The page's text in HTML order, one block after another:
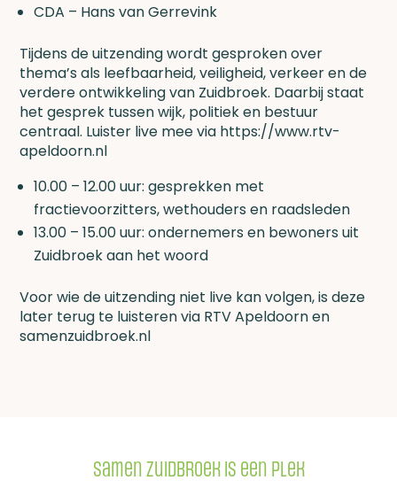
CDA – Hans van Gerrevink
Tijdens de uitzending wordt gesproken over
thema’s als leefbaarheid, veiligheid, verkeer en de
verdere ontwikkeling van Zuidbroek. Daarbij staat
het gesprek tussen wijk, politiek en bestuur
centraal. Luister live mee via https://www.rtv-
apeldoorn.nl
10.00 – 12.00 uur: gesprekken met
fractievoorzitters, wethouders en raadsleden
13.00 – 15.00 uur: ondernemers en bewoners uit
Zuidbroek aan het woord
Voor wie de uitzending niet live kan volgen, is deze
later terug te luisteren via RTV Apeldoorn en
samenzuidbroek.nl
Samen Zuidbroek is een plek